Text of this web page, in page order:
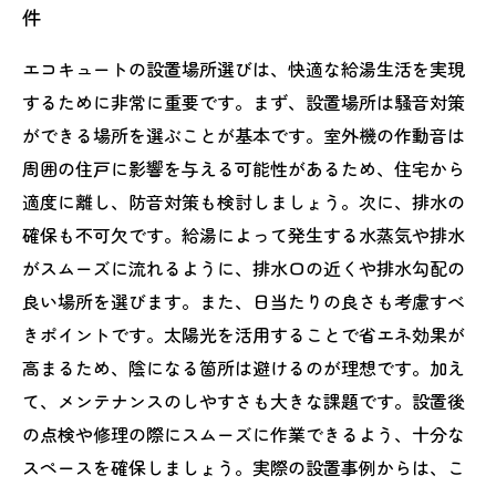
件
エコキュートの設置場所選びは、快適な給湯生活を実現
するために非常に重要です。まず、設置場所は騒音対策
ができる場所を選ぶことが基本です。室外機の作動音は
周囲の住戸に影響を与える可能性があるため、住宅から
適度に離し、防音対策も検討しましょう。次に、排水の
確保も不可欠です。給湯によって発生する水蒸気や排水
がスムーズに流れるように、排水口の近くや排水勾配の
良い場所を選びます。また、日当たりの良さも考慮すべ
きポイントです。太陽光を活用することで省エネ効果が
高まるため、陰になる箇所は避けるのが理想です。加え
て、メンテナンスのしやすさも大きな課題です。設置後
の点検や修理の際にスムーズに作業できるよう、十分な
スペースを確保しましょう。実際の設置事例からは、こ